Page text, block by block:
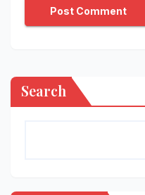
Search